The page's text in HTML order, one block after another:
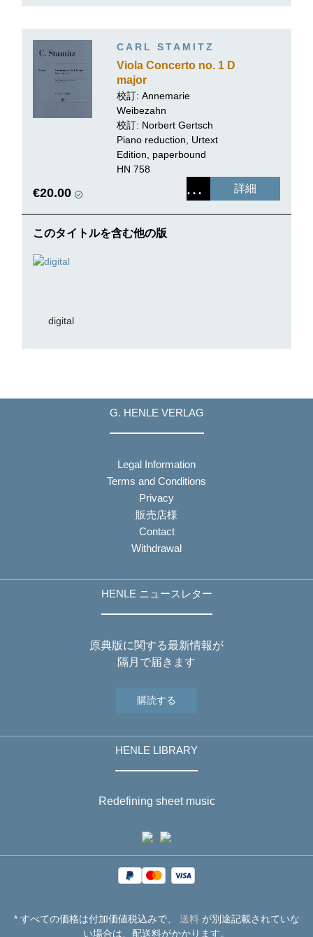
CARL STAMITZ
Viola Concerto no. 1 D
major
校訂: Annemarie
Weibezahn
校訂: Norbert Gertsch
Piano reduction, Urtext
Edition, paperbound
HN 758
€20.00 詳細
このタイトルを含む他の版
digital
G. HENLE VERLAG
Legal Information
Terms and Conditions
Privacy
販売店様
Contact
Withdrawal
HENLE ニュースレター
原典版に関する最新情報が
隔月で届きます
購読する
HENLE LIBRARY
Redefining sheet music
* すべての価格は付加価値税込みで、 送料が別途記載されていな
い場合は、配送料がかかります。